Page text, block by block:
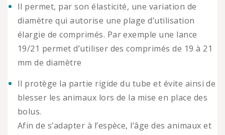
Il permet, par son élasticité, une variation de
diamètre qui autorise une plage d’utilisation
élargie de comprimés. Par exemple une lance
19/21 permet d’utiliser des comprimés de 19 à 21
mm de diamètre
Il protège la partie rigide du tube et évite ainsi de
blesser les animaux lors de la mise en place des
bolus.
Afin de s’adapter à l’espèce, l’âge des animaux et